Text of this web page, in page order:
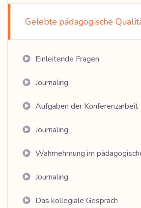
Gelebte pädagogische
Einleitende Fragen
Journaling
Aufgaben der Konferenzarbeit
Journaling
Wahrnehmung im
Journaling
Das kollegiale Gespräch